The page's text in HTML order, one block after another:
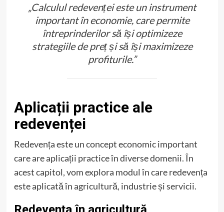
„Calculul redevenței este un instrument
important în economie, care permite
întreprinderilor să își optimizeze
strategiile de preț și să își maximizeze
profiturile.”
Aplicații practice ale
redevenței
Redevența este un concept economic important
care are aplicații practice în diverse domenii. În
acest capitol, vom explora modul în care redevența
este aplicată în agricultură, industrie și servicii.